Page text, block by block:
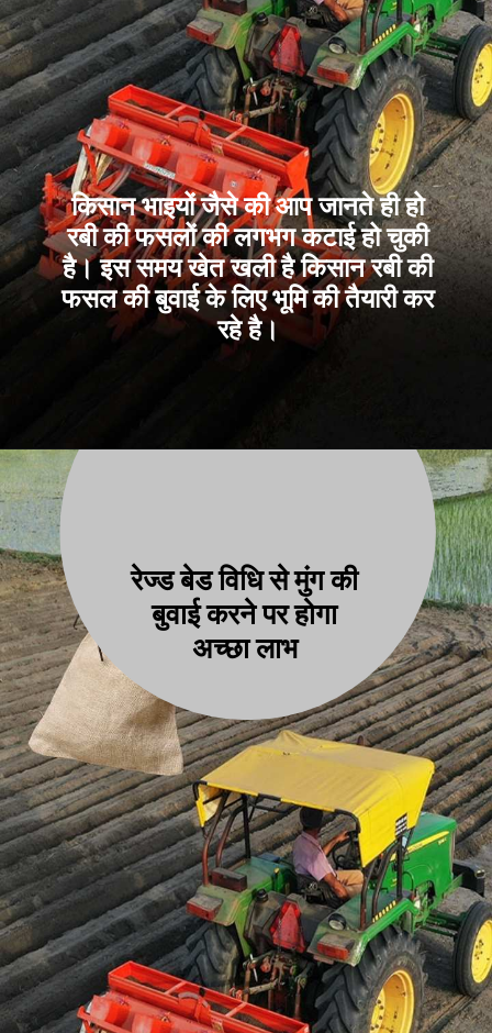
किसान भाइयों जैसे की आप जानते ही हो
रबी की फसलों की लगभग कटाई हो चुकी
है। इस समय खेत खली है किसान रबी की
फसल की बुवाई के लिए भूमि की तैयारी कर
रहे है।
रेज्ड बेड विधि से मुंग की
बुवाई करने पर होगा
अच्छा लाभ